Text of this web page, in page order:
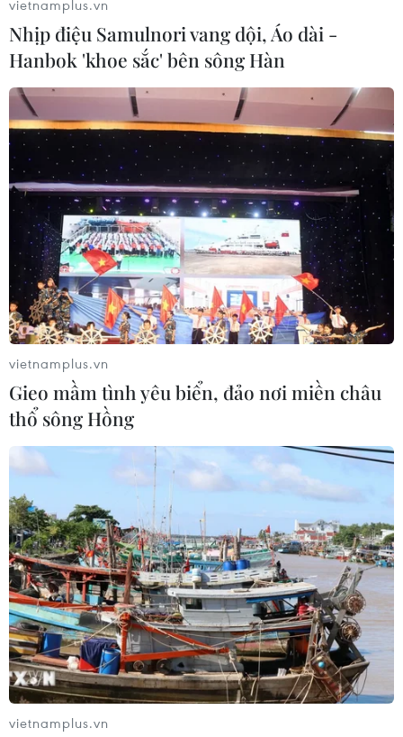
tháng 10/2011 đã giảm so với tháng trước đó,
sau khi "dậm chântại chỗ" trong Ba tháng vừa
qua./.
Anh Quân (TTXVN/Vietnam+)
#Trung Quốc #Bất động sản
#Chính sách
Trung Quốc
Theo dõi VietnamPlus
TIN CÙNG CHUYÊN MỤC
vietnamplus.vn
Nhịp điệu Samulnori vang dội, Áo dài -
Hanbok 'khoe sắc' bên sông Hàn
vietnamplus.vn
Gieo mầm tình yêu biển, đảo nơi miền châu
thổ sông Hồng
vietnamplus.vn